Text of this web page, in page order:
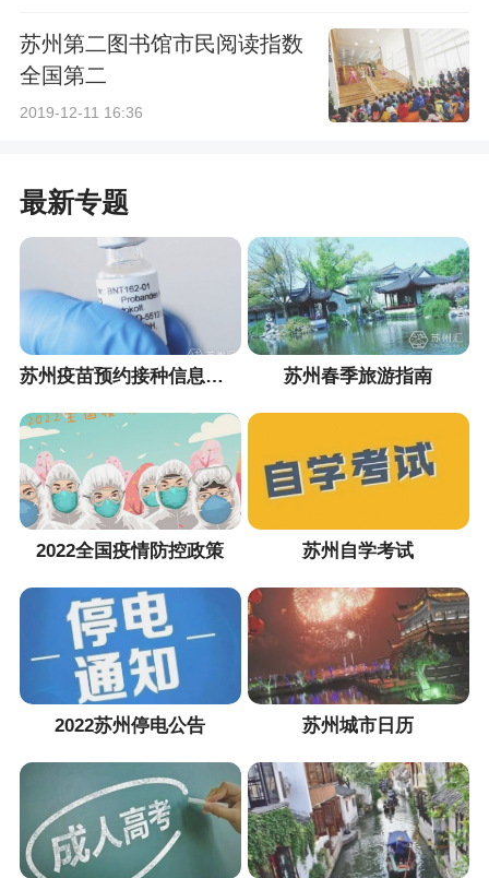
苏州第二图书馆市民阅读指数
全国第二
2019-12-11 16:36
最新专题
苏州疫苗预约接种信息汇总 苏州春季旅游指南
2022全国疫情防控政策 苏州自学考试
2022苏州停电公告 苏州城市日历